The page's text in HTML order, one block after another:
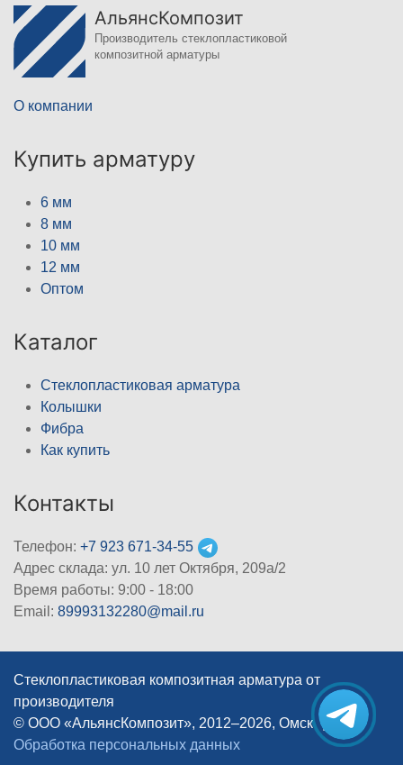
АльянсКомпозит
Производитель стеклопластиковой
композитной арматуры
О компании
Купить арматуру
6 мм
8 мм
10 мм
12 мм
Оптом
Каталог
Стеклопластиковая арматура
Колышки
Фибра
Как купить
Контакты
Телефон: +7 923 671-34-55
Адрес склада: ул. 10 лет Октября, 209а/2
Время работы: 9:00 - 18:00
Email: 89993132280@mail.ru
Стеклопластиковая композитная арматура от
производителя
© ООО «АльянсКомпозит», 2012–2026, Омск |
Обработка персональных данных